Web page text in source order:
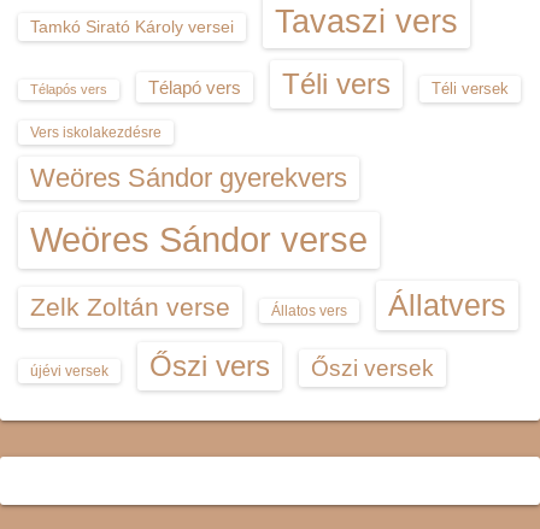
Tamkó Sirató Károly versei Tavaszi vers
Télapós vers Télapó vers Téli vers Téli versek
Vers iskolakezdésre
Weöres Sándor gyerekvers
Weöres Sándor verse
Zelk Zoltán verse Állatos vers Állatvers
újévi versek Őszi vers Őszi versek